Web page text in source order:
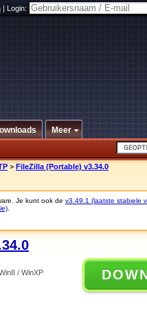
|Login:
Meer
> FileZilla (Portable) v3.34.0
Je kunt ook de v3.49.1 (laatste stabiele
/ WinXP